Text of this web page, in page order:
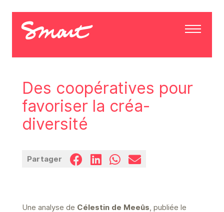
Des coopératives pour
favoriser la créa-
diversité
Partager
Une analyse de Célestin de Meeûs, publiée le